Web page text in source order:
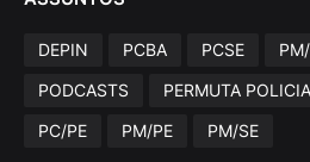
DEPIN PCBA PCSE
PODCASTS
PERMUTA
PC/PE
PM/PE PM/SE